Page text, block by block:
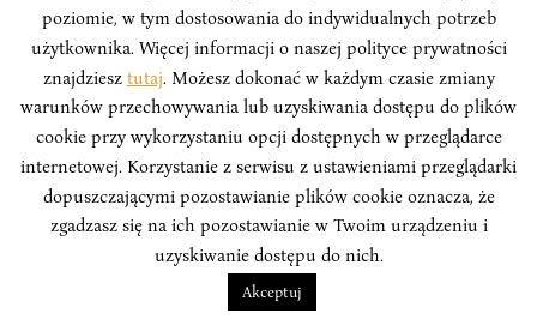
INSTYTUT BOYMA. WSZELKIE PRAWA ZASTRZEŻONE.Polityka
Prywatności Serwisu Polityka Prywatności Fundacji
design Beata Świerczyńska Alan Głodek
poziomie, w tym dostosowania do indywidualnych potrzeb
użytkownika. Więcej informacji o naszej polityce prywatności
znajdziesz tutaj. Możesz dokonać w każdym czasie zmiany
warunków przechowywania lub uzyskiwania dostępu do plików
cookie przy wykorzystaniu opcji dostępnych w przeglądarce
internetowej. Korzystanie z serwisu z ustawieniami przeglądarki
dopuszczającymi pozostawianie plików cookie oznacza, że
zgadzasz się na ich pozostawianie w Twoim urządzeniu i
uzyskiwanie dostępu do nich.
Akceptuj